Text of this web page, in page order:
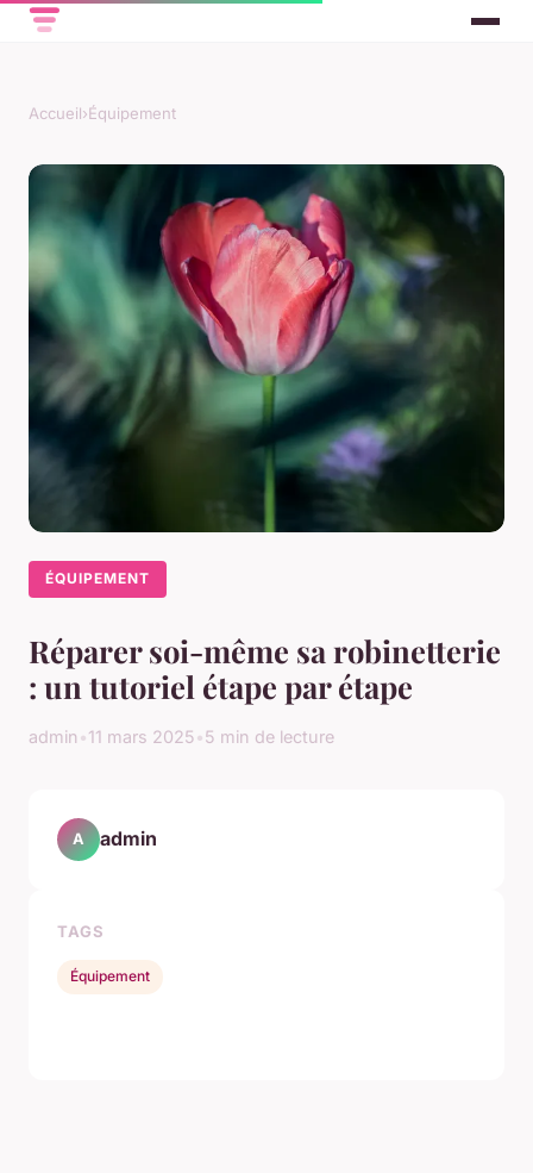
Accueil›Équipement
ÉQUIPEMENT
Réparer soi-même sa robinetterie
: un tutoriel étape par étape
admin •11 mars 2025•5 min de lecture
A admin
TAGS
Équipement